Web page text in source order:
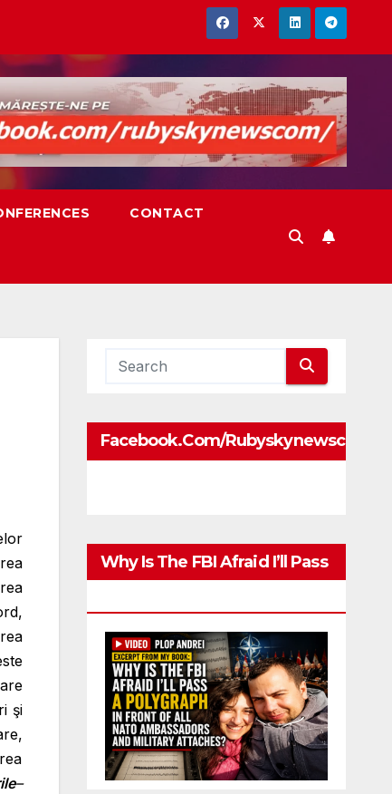
CONTACT
şi
–
Facebook.com/rubyskynewscom
Why Is The FBI Afraid I’ll Pass